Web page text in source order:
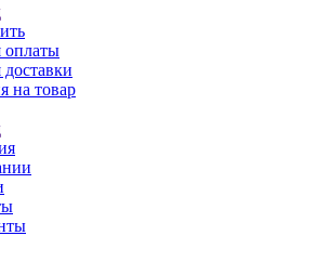
оплаты
на товар